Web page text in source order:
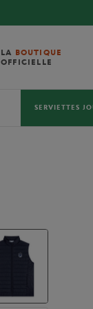
LA BOUTIQUE
OFFICIELLE
SERVIETTES